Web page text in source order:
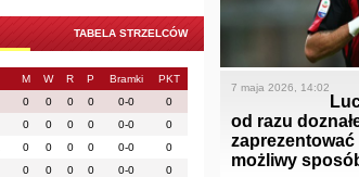
TABELA STRZELCÓW
M W R P Bramki
PKT
0 0 0 0 0-0
0
0 0 0 0 0-0
0
0 0 0 0 0-0
0
0 0 0 0 0-0
0
7 maja 2026, 14:02
od razu
możliwy